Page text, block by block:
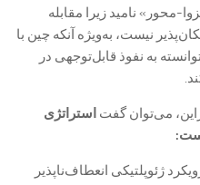
محور» نامید زیرا مقابله
نیست، به‌ویژه آنکه چین با
به نفوذ قابل‌توجهی در
می‌توان گفت استراتژی
ژئوپلتیکی انعطاف‌ناپذیر